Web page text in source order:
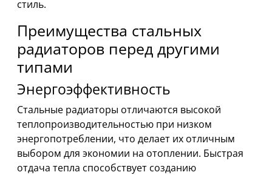
стиль.
Преимущества стальных
радиаторов перед другими
типами
Энергоэффективность
Стальные радиаторы отличаются высокой
теплопроизводительностью при низком
энергопотреблении, что делает их отличным
выбором для экономии на отоплении. Быстрая
отдача тепла способствует созданию